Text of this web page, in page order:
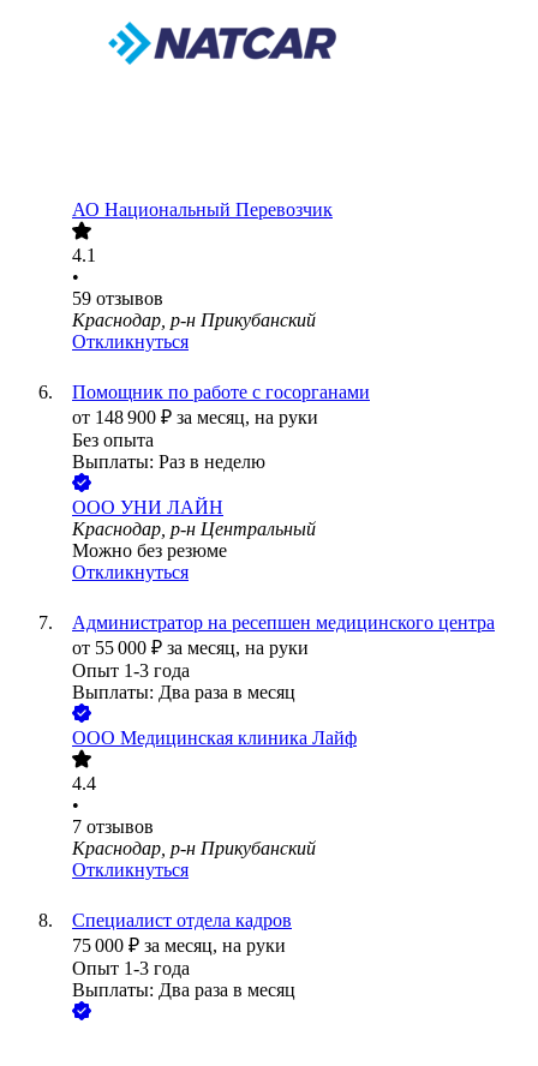
АО Национальный Перевозчик
4.1
•
59 отзывов
Краснодар, р-н Прикубанский
Откликнуться
Помощник по работе с госорганами
от 148 900 ₽ за месяц, на руки
Без опыта
Выплаты: Раз в неделю
ООО УНИ ЛАЙН
Краснодар, р-н Центральный
Можно без резюме
Откликнуться
Администратор на ресепшен медицинского центра
от 55 000 ₽ за месяц, на руки
Опыт 1-3 года
Выплаты: Два раза в месяц
ООО Медицинская клиника Лайф
4.4
•
7 отзывов
Краснодар, р-н Прикубанский
Откликнуться
Специалист отдела кадров
75 000 ₽ за месяц, на руки
Опыт 1-3 года
Выплаты: Два раза в месяц